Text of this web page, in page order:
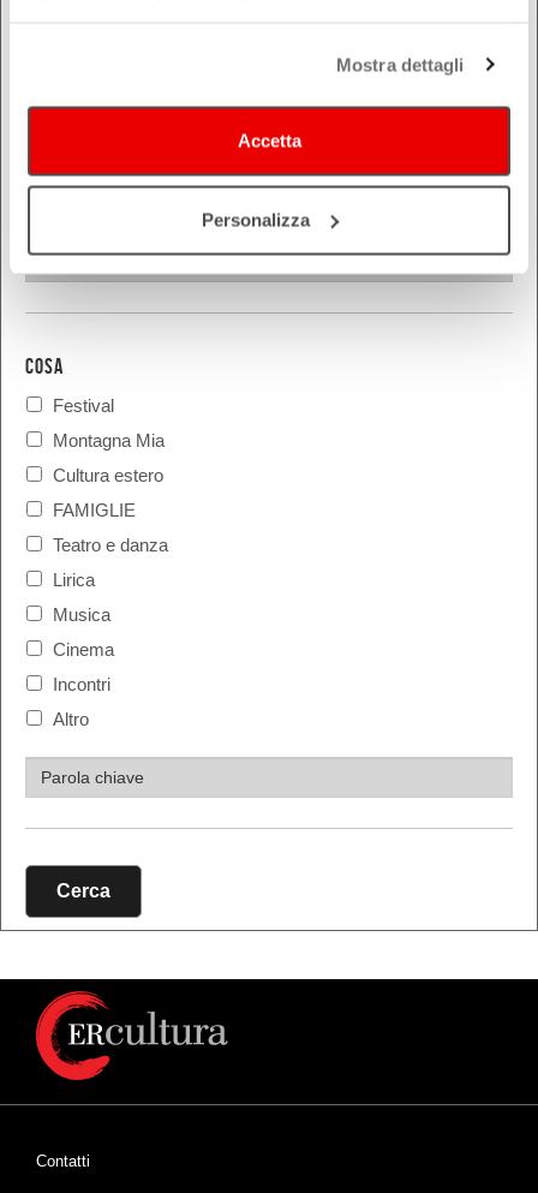
Mostra dettagli
Accetta
Personalizza
COSA
Festival
Montagna Mia
Cultura estero
FAMIGLIE
Teatro e danza
Lirica
Musica
Cinema
Incontri
Altro
Cerca
Contatti